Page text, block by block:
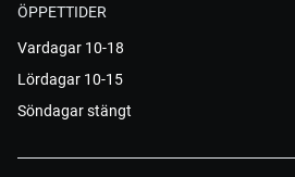
ÖPPETTIDER
Vardagar 10-18
Lördagar 10-15
Söndagar stängt